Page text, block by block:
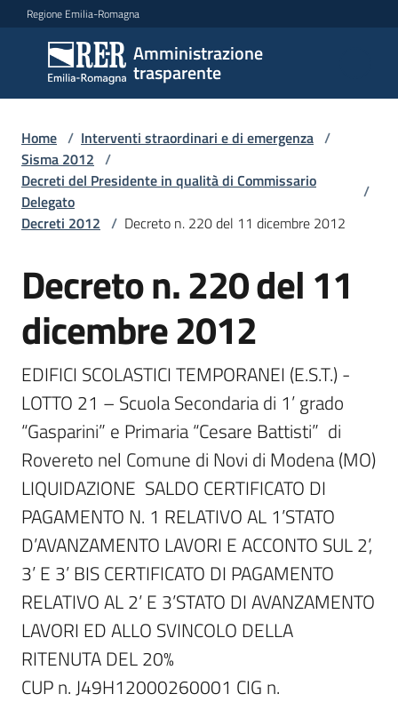
Vai al contenuto
Vai alla navigazione
Vai al footer
Regione Emilia-Romagna
Amministrazione
trasparente
Amministrazione
trasparente
Sottosezioni
Accesso
Home / Interventi straordinari e di emergenza /
Sisma 2012 /
Decreti del Presidente in qualità di Commissario
Delegato
/
Decreti 2012 / Decreto n. 220 del 11 dicembre 2012
Decreto n. 220 del 11
dicembre 2012
EDIFICI SCOLASTICI TEMPORANEI (E.S.T.) -
LOTTO 21 – Scuola Secondaria di 1’ grado
“Gasparini” e Primaria “Cesare Battisti”  di
Rovereto nel Comune di Novi di Modena (MO)
LIQUIDAZIONE  SALDO CERTIFICATO DI
PAGAMENTO N. 1 RELATIVO AL 1’STATO
D’AVANZAMENTO LAVORI E ACCONTO SUL 2’,
3’ E 3’ BIS CERTIFICATO DI PAGAMENTO
RELATIVO AL 2’ E 3’STATO DI AVANZAMENTO
LAVORI ED ALLO SVINCOLO DELLA
RITENUTA DEL 20%
CUP n. J49H12000260001 CIG n.